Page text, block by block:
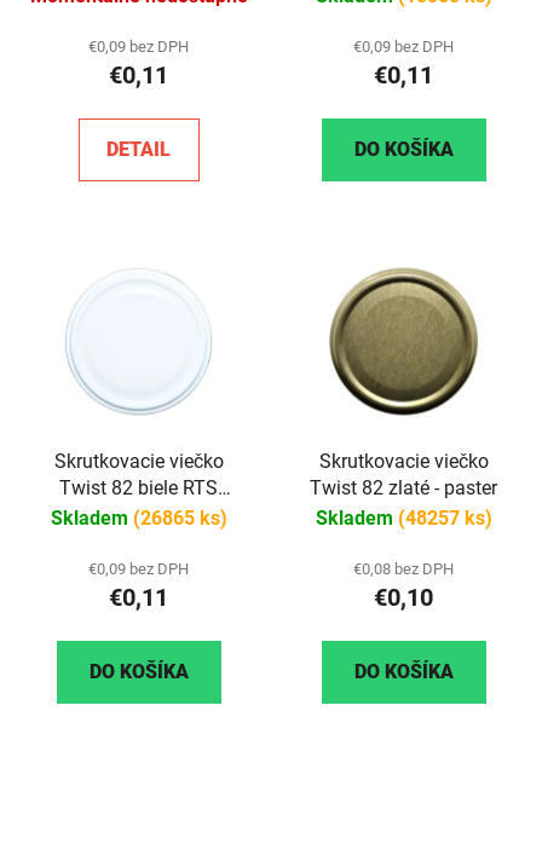
€0,09 bez DPH
€0,11
DETAIL
€0,09 bez DPH
€0,11
DO KOŠÍKA
Skrutkovacie viečko
Twist 82 biele RTS
paster
Skladem (26865 ks)
€0,09 bez DPH
€0,11
DO KOŠÍKA
Skrutkovacie viečko
Twist 82 zlaté - paster
Skladem (48257 ks)
€0,08 bez DPH
€0,10
DO KOŠÍKA